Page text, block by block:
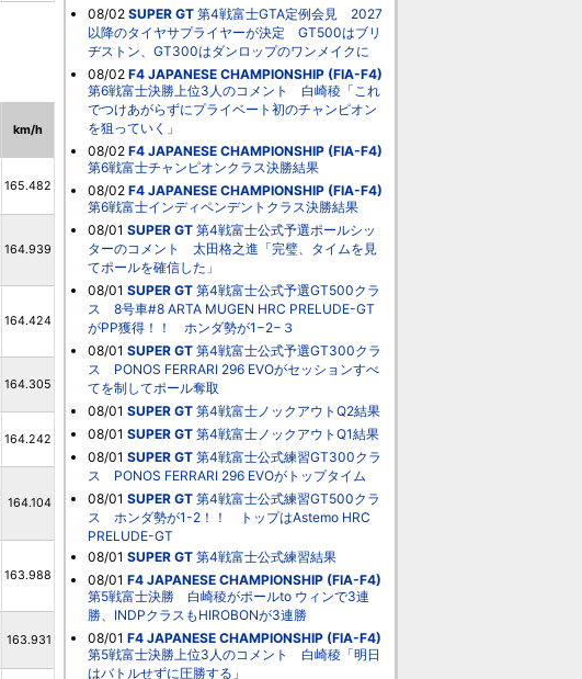
km/h
165.482
164.939
164.424
164.305
164.242
164.104
163.988
163.931
08/02 SUPER GT 第4戦富士GTA定例会見 2027
以降のタイヤサプライヤーが決定 GT500はブリ
ヂストン、GT300はダンロップのワンメイクに
08/02 F4 JAPANESE CHAMPIONSHIP (FIA-F4)
第6戦富士決勝上位3人のコメント 白崎稜「これ
でつけあがらずにプライベート初のチャンピオン
を狙っていく」
08/02 F4 JAPANESE CHAMPIONSHIP (FIA-F4)
第6戦富士チャンピオンクラス決勝結果
08/02 F4 JAPANESE CHAMPIONSHIP (FIA-F4)
第6戦富士インディペンデントクラス決勝結果
08/01 SUPER GT 第4戦富士公式予選ポールシッ
ターのコメント 太田格之進「完璧、タイムを見
てポールを確信した」
08/01 SUPER GT 第4戦富士公式予選GT500クラ
ス 8号車#8 ARTA MUGEN HRC PRELUDE-GT
がPP獲得！！ ホンダ勢が1−2−３
08/01 SUPER GT 第4戦富士公式予選GT300クラ
ス PONOS FERRARI 296 EVOがセッションすべ
てを制してポール奪取
08/01 SUPER GT 第4戦富士ノックアウトQ2結果
08/01 SUPER GT 第4戦富士ノックアウトQ1結果
08/01 SUPER GT 第4戦富士公式練習GT300クラ
ス PONOS FERRARI 296 EVOがトップタイム
08/01 SUPER GT 第4戦富士公式練習GT500クラ
ス ホンダ勢が1-2！！ トップはAstemo HRC
PRELUDE-GT
08/01 SUPER GT 第4戦富士公式練習結果
08/01 F4 JAPANESE CHAMPIONSHIP (FIA-F4)
第5戦富士決勝 白崎稜がポールto ウィンで3連
勝、INDPクラスもHIROBONが3連勝
08/01 F4 JAPANESE CHAMPIONSHIP (FIA-F4)
第5戦富士決勝上位3人のコメント 白崎稜「明日
はバトルせずに圧勝する」